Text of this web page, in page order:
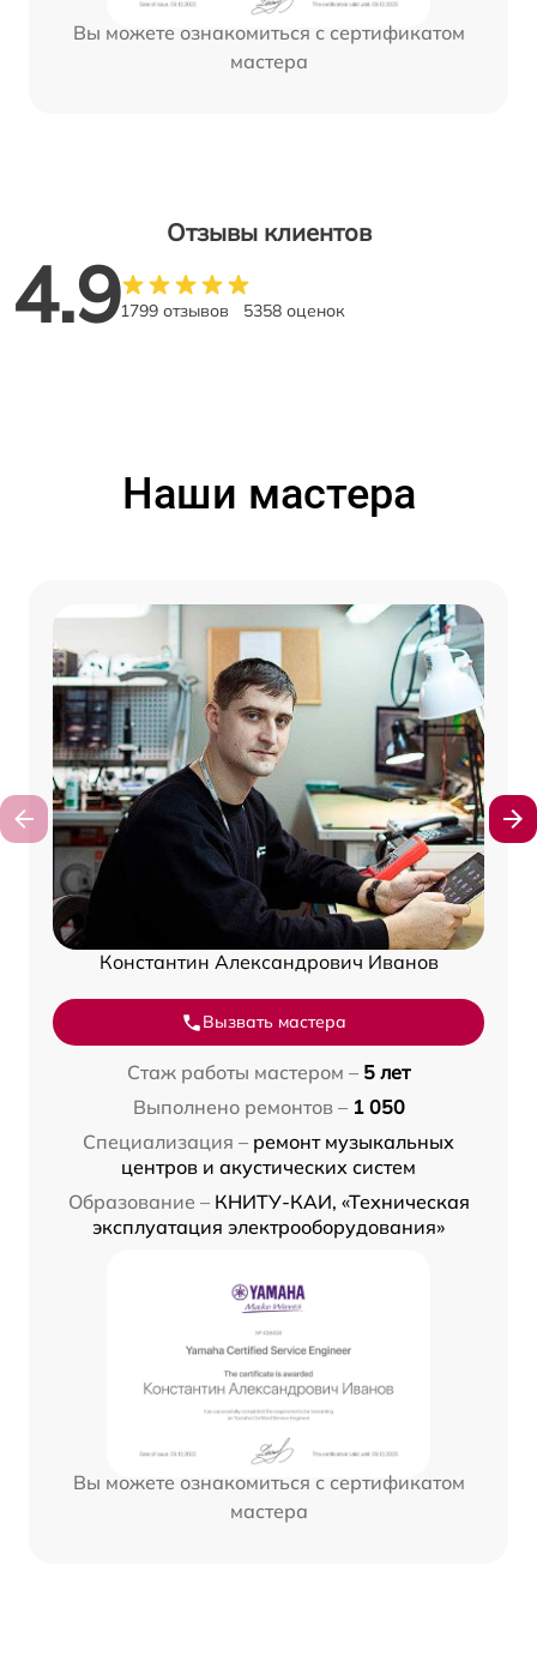
Вы можете ознакомиться с сертификатом
мастера
Отзывы клиентов
4.91799 отзывов 5358 оценок
Наши мастера
Константин Александрович Иванов
Вызвать мастера
Стаж работы мастером – 5 лет
Выполнено ремонтов – 1 050
Специализация – ремонт музыкальных
центров и акустических систем
Образование – КНИТУ-КАИ, «Техническая
эксплуатация электрооборудования»
Вы можете ознакомиться с сертификатом
мастера